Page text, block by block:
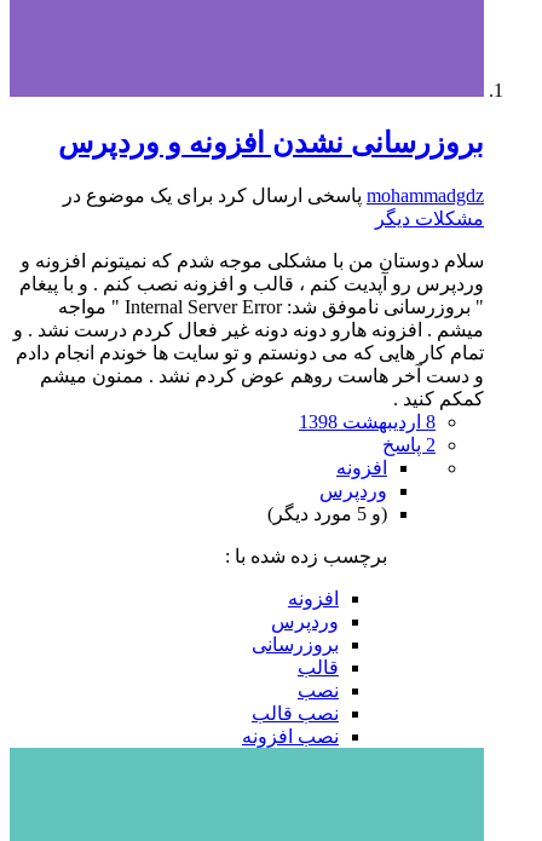
بروزرسانی نشدن افزونه و وردپرس
mohammadgdz پاسخی ارسال کرد برای یک موضوع در
مشکلات دیگر
سلام دوستان من با مشکلی موجه شدم که نمیتونم افزونه و
وردپرس رو آپدیت کنم ، قالب و افزونه نصب کنم . و با پیغام
" بروزرسانی ناموفق شد: Internal Server Error " مواجه
میشم . افزونه هارو دونه دونه غیر فعال کردم درست نشد . و
تمام کار هایی که می دونستم و تو سایت ها خوندم انجام دادم
و دست آخر هاست روهم عوض کردم نشد . ممنون میشم
کمکم کنید .
8 اردیبهشت 1398
2 پاسخ
افزونه
وردپرس
(و 5 مورد دیگر)
برچسب زده شده با :
افزونه
وردپرس
بروزرسانی
قالب
نصب
نصب قالب
نصب افزونه